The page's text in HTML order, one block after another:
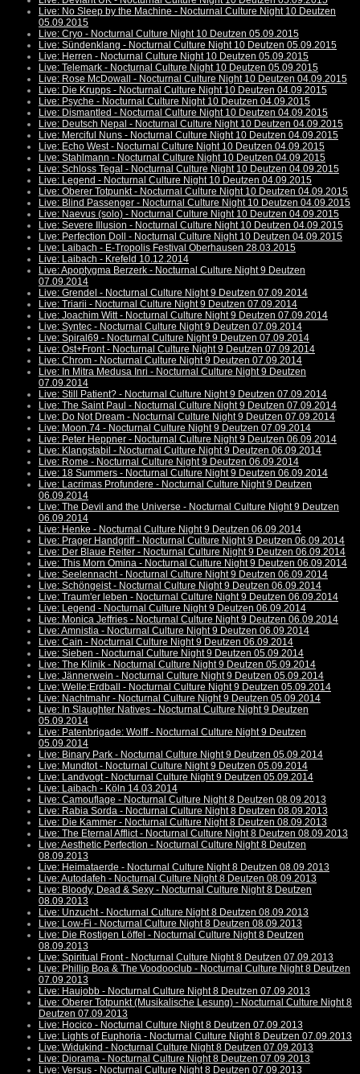
Live: No Sleep by the Machine - Nocturnal Culture Night 10 Deutzen
05.09.2015
Live: Cryo - Nocturnal Culture Night 10 Deutzen 05.09.2015
Live: Sündenklang - Nocturnal Culture Night 10 Deutzen 05.09.2015
Live: Herren - Nocturnal Culture Night 10 Deutzen 05.09.2015
Live: Telemark - Nocturnal Culture Night 10 Deutzen 05.09.2015
Live: Rose McDowall - Nocturnal Culture Night 10 Deutzen 04.09.2015
Live: Die Krupps - Nocturnal Culture Night 10 Deutzen 04.09.2015
Live: Psyche - Nocturnal Culture Night 10 Deutzen 04.09.2015
Live: Dismantled - Nocturnal Culture Night 10 Deutzen 04.09.2015
Live: Deutsch Nepal - Nocturnal Culture Night 10 Deutzen 04.09.2015
Live: Merciful Nuns - Nocturnal Culture Night 10 Deutzen 04.09.2015
Live: Echo West - Nocturnal Culture Night 10 Deutzen 04.09.2015
Live: Stahlmann - Nocturnal Culture Night 10 Deutzen 04.09.2015
Live: Schloss Tegal - Nocturnal Culture Night 10 Deutzen 04.09.2015
Live: Legend - Nocturnal Culture Night 10 Deutzen 04.09.2015
Live: Oberer Totpunkt - Nocturnal Culture Night 10 Deutzen 04.09.2015
Live: Blind Passenger - Nocturnal Culture Night 10 Deutzen 04.09.2015
Live: Naevus (solo) - Nocturnal Culture Night 10 Deutzen 04.09.2015
Live: Severe Illusion - Nocturnal Culture Night 10 Deutzen 04.09.2015
Live: Perfection Doll - Nocturnal Culture Night 10 Deutzen 04.09.2015
Live: Laibach - E-Tropolis Festival Oberhausen 28.03.2015
Live: Laibach - Krefeld 10.12.2014
Live: Apoptygma Berzerk - Nocturnal Culture Night 9 Deutzen
07.09.2014
Live: Grendel - Nocturnal Culture Night 9 Deutzen 07.09.2014
Live: Triarii - Nocturnal Culture Night 9 Deutzen 07.09.2014
Live: Joachim Witt - Nocturnal Culture Night 9 Deutzen 07.09.2014
Live: Syntec - Nocturnal Culture Night 9 Deutzen 07.09.2014
Live: Spiral69 - Nocturnal Culture Night 9 Deutzen 07.09.2014
Live: Ost+Front - Nocturnal Culture Night 9 Deutzen 07.09.2014
Live: Chrom - Nocturnal Culture Night 9 Deutzen 07.09.2014
Live: In Mitra Medusa Inri - Nocturnal Culture Night 9 Deutzen
07.09.2014
Live: Still Patient? - Nocturnal Culture Night 9 Deutzen 07.09.2014
Live: The Saint Paul - Nocturnal Culture Night 9 Deutzen 07.09.2014
Live: Do Not Dream - Nocturnal Culture Night 9 Deutzen 07.09.2014
Live: Moon.74 - Nocturnal Culture Night 9 Deutzen 07.09.2014
Live: Peter Heppner - Nocturnal Culture Night 9 Deutzen 06.09.2014
Live: Klangstabil - Nocturnal Culture Night 9 Deutzen 06.09.2014
Live: Rome - Nocturnal Culture Night 9 Deutzen 06.09.2014
Live: 18 Summers - Nocturnal Culture Night 9 Deutzen 06.09.2014
Live: Lacrimas Profundere - Nocturnal Culture Night 9 Deutzen
06.09.2014
Live: The Devil and the Universe - Nocturnal Culture Night 9 Deutzen
06.09.2014
Live: Henke - Nocturnal Culture Night 9 Deutzen 06.09.2014
Live: Prager Handgriff - Nocturnal Culture Night 9 Deutzen 06.09.2014
Live: Der Blaue Reiter - Nocturnal Culture Night 9 Deutzen 06.09.2014
Live: This Morn Omina - Nocturnal Culture Night 9 Deutzen 06.09.2014
Live: Seelennacht - Nocturnal Culture Night 9 Deutzen 06.09.2014
Live: Schöngeist - Nocturnal Culture Night 9 Deutzen 06.09.2014
Live: Traum'er leben - Nocturnal Culture Night 9 Deutzen 06.09.2014
Live: Legend - Nocturnal Culture Night 9 Deutzen 06.09.2014
Live: Monica Jeffries - Nocturnal Culture Night 9 Deutzen 06.09.2014
Live: Amnistia - Nocturnal Culture Night 9 Deutzen 06.09.2014
Live: Cain - Nocturnal Culture Night 9 Deutzen 06.09.2014
Live: Sieben - Nocturnal Culture Night 9 Deutzen 05.09.2014
Live: The Klinik - Nocturnal Culture Night 9 Deutzen 05.09.2014
Live: Jännerwein - Nocturnal Culture Night 9 Deutzen 05.09.2014
Live: Welle:Erdball - Nocturnal Culture Night 9 Deutzen 05.09.2014
Live: Nachtmahr - Nocturnal Culture Night 9 Deutzen 05.09.2014
Live: In Slaughter Natives - Nocturnal Culture Night 9 Deutzen
05.09.2014
Live: Patenbrigade: Wolff - Nocturnal Culture Night 9 Deutzen
05.09.2014
Live: Binary Park - Nocturnal Culture Night 9 Deutzen 05.09.2014
Live: Mundtot - Nocturnal Culture Night 9 Deutzen 05.09.2014
Live: Landvogt - Nocturnal Culture Night 9 Deutzen 05.09.2014
Live: Laibach - Köln 14.03.2014
Live: Camouflage - Nocturnal Culture Night 8 Deutzen 08.09.2013
Live: Rabia Sorda - Nocturnal Culture Night 8 Deutzen 08.09.2013
Live: Die Kammer - Nocturnal Culture Night 8 Deutzen 08.09.2013
Live: The Eternal Afflict - Nocturnal Culture Night 8 Deutzen 08.09.2013
Live: Aesthetic Perfection - Nocturnal Culture Night 8 Deutzen
08.09.2013
Live: Heimataerde - Nocturnal Culture Night 8 Deutzen 08.09.2013
Live: Autodafeh - Nocturnal Culture Night 8 Deutzen 08.09.2013
Live: Bloody, Dead & Sexy - Nocturnal Culture Night 8 Deutzen
08.09.2013
Live: Unzucht - Nocturnal Culture Night 8 Deutzen 08.09.2013
Live: Low-Fi - Nocturnal Culture Night 8 Deutzen 08.09.2013
Live: Die Rostigen Löffel - Nocturnal Culture Night 8 Deutzen
08.09.2013
Live: Spiritual Front - Nocturnal Culture Night 8 Deutzen 07.09.2013
Live: Phillip Boa & The Voodooclub - Nocturnal Culture Night 8 Deutzen
07.09.2013
Live: Haujobb - Nocturnal Culture Night 8 Deutzen 07.09.2013
Live: Oberer Totpunkt (Musikalische Lesung) - Nocturnal Culture Night 8
Deutzen 07.09.2013
Live: Hocico - Nocturnal Culture Night 8 Deutzen 07.09.2013
Live: Lights of Euphoria - Nocturnal Culture Night 8 Deutzen 07.09.2013
Live: Widukind - Nocturnal Culture Night 8 Deutzen 07.09.2013
Live: Diorama - Nocturnal Culture Night 8 Deutzen 07.09.2013
Live: Versus - Nocturnal Culture Night 8 Deutzen 07.09.2013